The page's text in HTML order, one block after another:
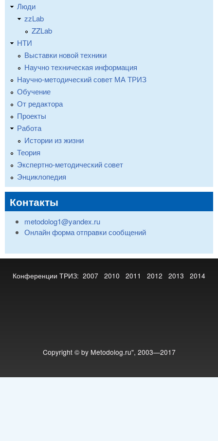
Люди
zzLab
ZZLab
НТИ
Выставки новой техники
Научно техническая информация
Научно-методический совет МА ТРИЗ
Обучение
От редактора
Проекты
Работа
Истории из жизни
Теория
Экспертно-методический совет
Энциклопедия
Контакты
metodolog1@yandex.ru
Онлайн форма отправки сообщений
Конференции ТРИЗ: 2007 2010 2011 2012 2013 2014
Copyright © by Metodolog.ru", 2003—2017